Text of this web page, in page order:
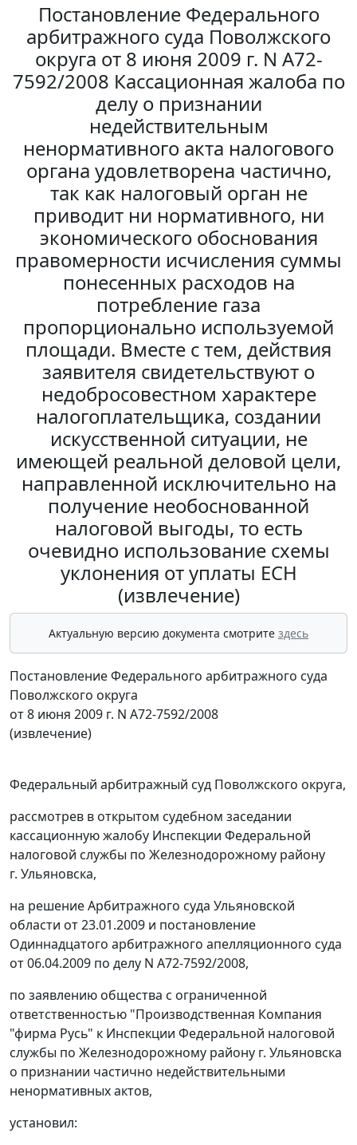
Постановление Федерального
арбитражного суда Поволжского
округа от 8 июня 2009 г. N А72-
7592/2008 Кассационная жалоба по
делу о признании
недействительным
ненормативного акта налогового
органа удовлетворена частично,
так как налоговый орган не
приводит ни нормативного, ни
экономического обоснования
правомерности исчисления суммы
понесенных расходов на
потребление газа
пропорционально используемой
площади. Вместе с тем, действия
заявителя свидетельствуют о
недобросовестном характере
налогоплательщика, создании
искусственной ситуации, не
имеющей реальной деловой цели,
направленной исключительно на
получение необоснованной
налоговой выгоды, то есть
очевидно использование схемы
уклонения от уплаты ЕСН
(извлечение)
Актуальную версию документа смотрите здесь
Постановление Федерального арбитражного суда
Поволжского округа
от 8 июня 2009 г. N А72-7592/2008
(извлечение)
Федеральный арбитражный суд Поволжского округа,
рассмотрев в открытом судебном заседании
кассационную жалобу Инспекции Федеральной
налоговой службы по Железнодорожному району
г. Ульяновска,
на решение Арбитражного суда Ульяновской
области от 23.01.2009 и постановление
Одиннадцатого арбитражного апелляционного суда
от 06.04.2009 по делу N А72-7592/2008,
по заявлению общества с ограниченной
ответственностью "Производственная Компания
"фирма Русь" к Инспекции Федеральной налоговой
службы по Железнодорожному району г. Ульяновска
о признании частично недействительными
ненормативных актов,
установил: